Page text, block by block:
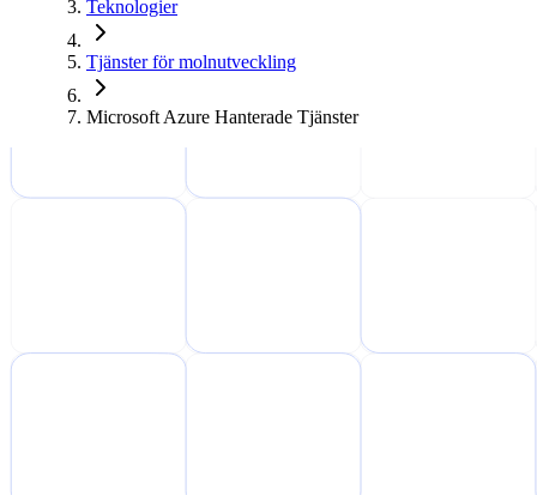
Teknologier
Tjänster för molnutveckling
Microsoft Azure Hanterade Tjänster